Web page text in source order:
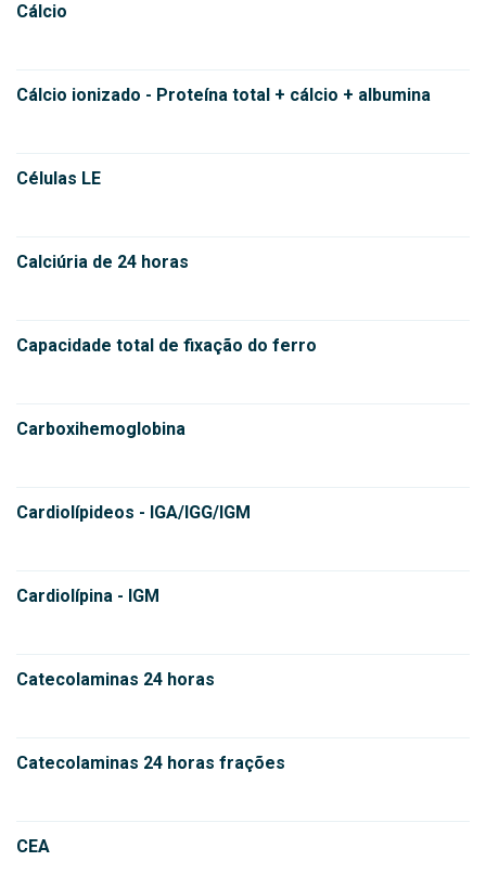
Cálcio
Cálcio ionizado - Proteína total + cálcio + albumina
Células LE
Calciúria de 24 horas
Capacidade total de fixação do ferro
Carboxihemoglobina
Cardiolípideos - IGA/IGG/IGM
Cardiolípina - IGM
Catecolaminas 24 horas
Catecolaminas 24 horas frações
CEA